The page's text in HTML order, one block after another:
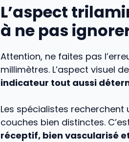
L’aspect
à ne pas
Attention, ne faites pas
millimètres. L’aspect visuel
indicateur tout aussi
Les spécialistes
couches bien distinctes.
réceptif, bien vascularisé